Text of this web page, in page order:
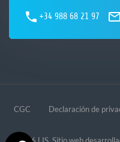
+34 988 68 21 97
CGC Declaración de